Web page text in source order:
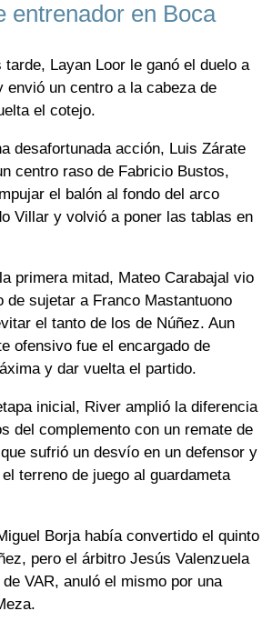
entrenador en Boca
Layan Loor le ganó el duelo a
envió un centro a la cabeza de
el cotejo.
desafortunada acción, Luis Zárate
centro raso de Fabricio Bustos,
el balón al fondo del arco
Villar y volvió a poner las tablas en
primera mitad, Mateo Carabajal vio
de sujetar a Franco Mastantuono
el tanto de los de Núñez. Aun
ofensivo fue el encargado de
y dar vuelta el partido.
inicial, River amplió la diferencia
del complemento con un remate de
sufrió un desvío en un defensor y
terreno de juego al guardameta
Borja había convertido el quinto
pero el árbitro Jesús Valenzuela
VAR, anuló el mismo por una